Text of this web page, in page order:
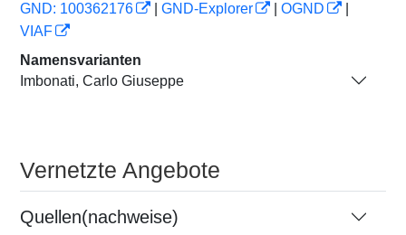
GND: 100362176
GND-Explorer OGND
VIAF
Namensvarianten
Imbonati, Carlo Giuseppe
Vernetzte Angebote
Quellen(nachweise)